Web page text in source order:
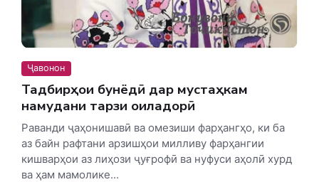
Ҷавонон
Тадбирҳои бунёдӣ дар мустаҳкам
намудани тарзи оиладорӣ
Раванди ҷаҳонишавӣ ва омезиши фарҳангҳо, ки ба
аз байн рафтани арзишҳои милливу фарҳангии
кишварҳои аз лиҳози ҷуғрофӣ ва нуфуси аҳолӣ хурд
ва ҳам мамолике...